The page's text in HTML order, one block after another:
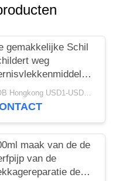
gemakkelijke Schil
weg
Houten
FOB Hongkong USD1-USD3 per piece MOQ:1000pcs
maak van de de
van de
de